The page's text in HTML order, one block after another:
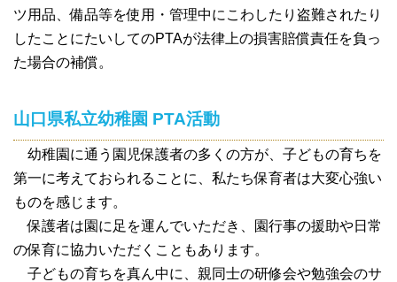
ツ用品、備品等を使用・管理中にこわしたり盗難されたり
したことにたいしてのPTAが法律上の損害賠償責任を負っ
た場合の補償。
山口県私立幼稚園 PTA活動
幼稚園に通う園児保護者の多くの方が、子どもの育ちを
第一に考えておられることに、私たち保育者は大変心強い
ものを感じます。
保護者は園に足を運んでいただき、園行事の援助や日常
の保育に協力いただくこともあります。
子どもの育ちを真ん中に、親同士の研修会や勉強会のサ